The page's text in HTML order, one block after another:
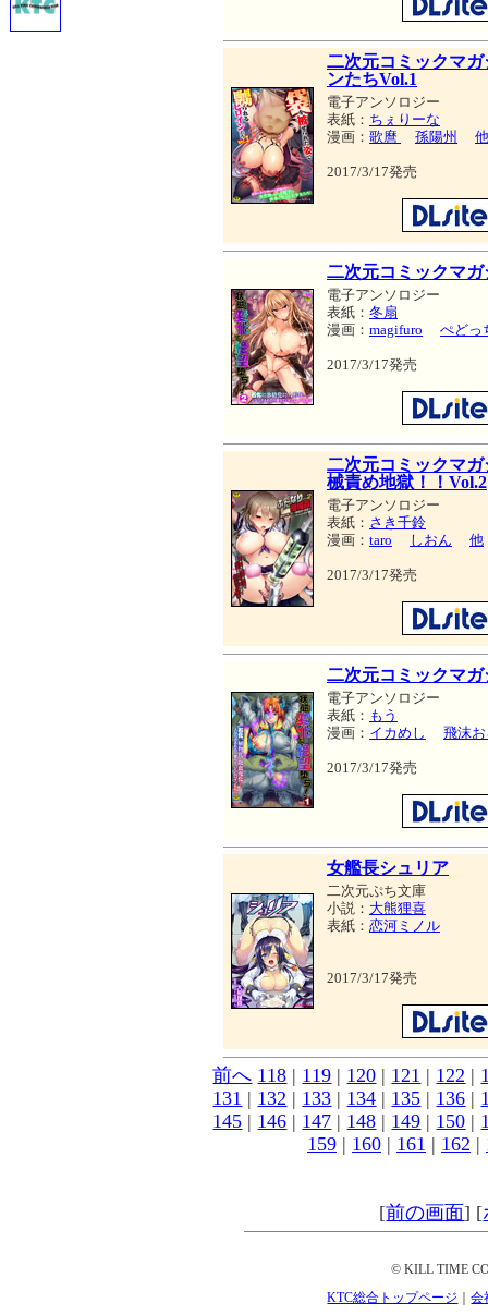
二次元コミックマ
ンたちVol.1
電子アンソロジー
表紙： ちぇりーな
漫画： 歌麿 孫陽州 他
2017/3/17発売
二次元コミックマ
電子アンソロジー
表紙： 冬扇
漫画： magifuro ぺどっ
2017/3/17発売
二次元コミックマ
械責め地獄！！Vol.2
電子アンソロジー
表紙： さき千鈴
漫画： taro しおん 他
2017/3/17発売
二次元コミックマ
電子アンソロジー
表紙： もう
漫画： イカめし 飛沫
2017/3/17発売
女艦長シュリア
二次元ぷち文庫
小説： 大熊狸喜
表紙： 恋河ミノル
2017/3/17発売
前へ 118 | 119 | 120 | 121 | 122 |
131 | 132 | 133 | 134 | 135 | 136 |
145 | 146 | 147 | 148 | 149 | 150 |
159 | 160 | 161 | 162 |
[前の画面] [
© KILL TIME
KTC総合トップページ
｜会